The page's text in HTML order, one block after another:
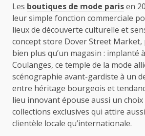
Les boutiques de mode parisen
leur simple fonction commerciale
lieux de découverte culturelle et
concept store Dover Street Market,
bien plus qu’un magasin : implanté
Coulanges, ce temple de la mode
scénographie avant-gardiste à un
entre héritage bourgeois et
lieu innovant épouse aussi un
collections exclusives qui attire
clientèle locale qu’internationale.